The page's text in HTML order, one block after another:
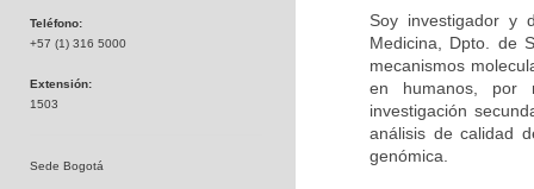
Teléfono:
+57 (1) 316 5000
Extensión:
1503
Sede Bogotá
Soy investigador y
Medicina, Dpto. de
mecanismos
en humanos, por
investigación
análisis de calidad
genómica.